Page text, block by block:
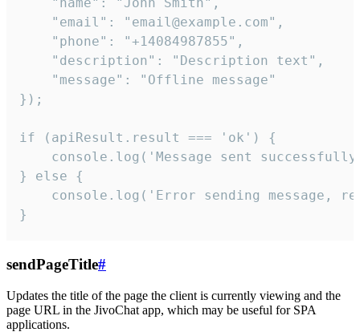
    "email": "email@example.com",
    "phone": "+14084987855",
    "description": "Description text",
    "message": "Offline message"
});
if (apiResult.result === 'ok') {
console.log('Message sent
} else {
console.log('Error sending message,
}
sendPageTitle#
Updates the title of the page the client is currently viewing and the
page URL in the JivoChat app, which may be useful for SPA
applications.